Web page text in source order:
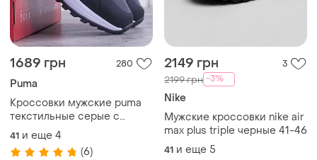
1689 грн 280
Puma
Кроссовки мужские puma
текстильные серые с
зеленым
41 и еще 4
(6)
2149 грн 3
2199 грн -3%
Nike
Мужские кроссовки nike air
max plus triple черные 41-46
41 и еще 5